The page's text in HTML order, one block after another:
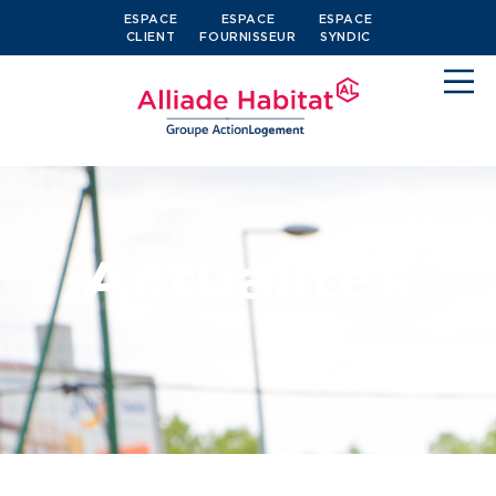
ESPACE
CLIENT
ESPACE
FOURNISSEUR
ESPACE
SYNDIC
Devenir locataire
J’ai moins de 30 ans
Je suis salarié
Actualités